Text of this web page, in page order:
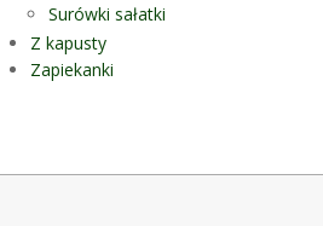
Surówki sałatki
Z kapusty
Zapiekanki